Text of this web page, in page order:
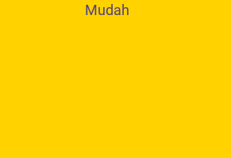
Mudah